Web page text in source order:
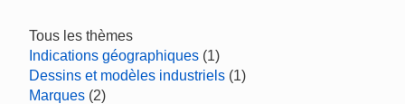
Tous les thèmes
Indications géographiques (1)
Dessins et modèles industriels (1)
Marques (2)